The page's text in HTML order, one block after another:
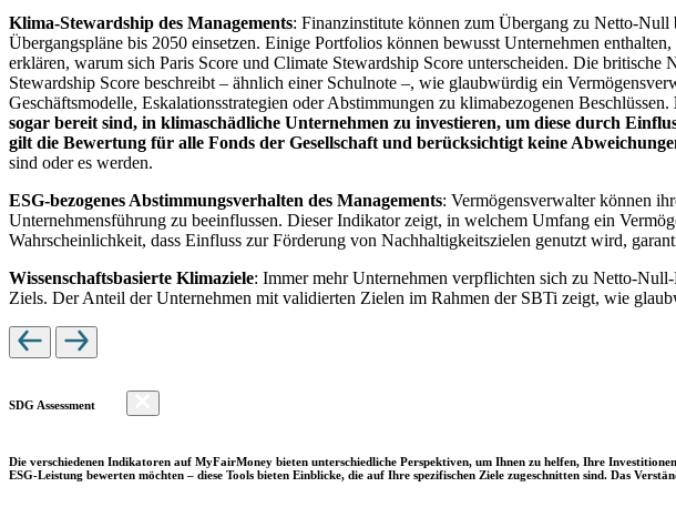
Klima-Stewardship des Managements: Finanzinstitute können zum Übergang zu Netto-Null
Übergangspläne bis 2050 einsetzen. Einige Portfolios können bewusst Unternehmen
erklären, warum sich Paris Score und Climate Stewardship Score unterscheiden. Die
Stewardship Score beschreibt – ähnlich einer Schulnote –, wie glaubwürdig ein
Geschäftsmodelle, Eskalationsstrategien oder Abstimmungen zu klimabezogenen Beschlüssen.
sogar bereit sind, in klimaschädliche Unternehmen zu investieren, um diese durch
gilt die Bewertung für alle Fonds der Gesellschaft und berücksichtigt keine
sind oder es werden.
ESG-bezogenes Abstimmungsverhalten des Managements: Vermögensverwalter können
Unternehmensführung zu beeinflussen. Dieser Indikator zeigt, in welchem Umfang ein
Wahrscheinlichkeit, dass Einfluss zur Förderung von Nachhaltigkeitszielen genutzt wird,
Wissenschaftsbasierte Klimaziele: Immer mehr Unternehmen verpflichten sich zu Netto-
Ziels. Der Anteil der Unternehmen mit validierten Zielen im Rahmen der SBTi zeigt, wie
SDG Assessment
Die verschiedenen Indikatoren auf MyFairMoney bieten unterschiedliche Perspektiven, um Ihnen zu helfen, Ihre
ESG-Leistung bewerten möchten – diese Tools bieten Einblicke, die auf Ihre spezifischen Ziele zugeschnitten sind. Das